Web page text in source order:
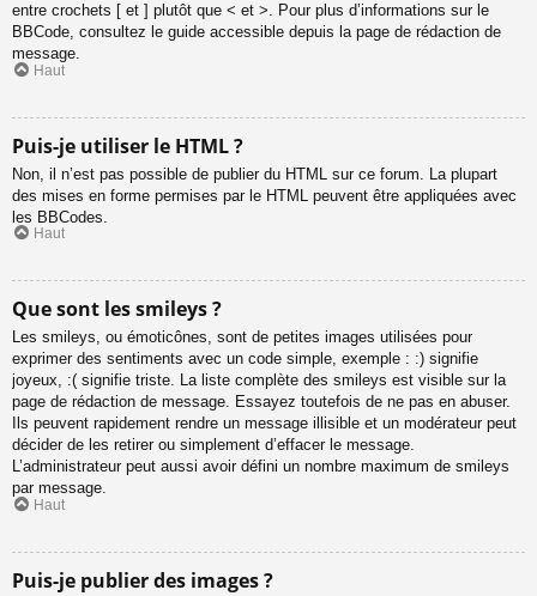
entre crochets [ et ] plutôt que < et >. Pour plus d’informations sur le
BBCode, consultez le guide accessible depuis la page de rédaction de
message.
Haut
Puis-je utiliser le HTML ?
Non, il n’est pas possible de publier du HTML sur ce forum. La plupart
des mises en forme permises par le HTML peuvent être appliquées avec
les BBCodes.
Haut
Que sont les smileys ?
Les smileys, ou émoticônes, sont de petites images utilisées pour
exprimer des sentiments avec un code simple, exemple : :) signifie
joyeux, :( signifie triste. La liste complète des smileys est visible sur la
page de rédaction de message. Essayez toutefois de ne pas en abuser.
Ils peuvent rapidement rendre un message illisible et un modérateur peut
décider de les retirer ou simplement d’effacer le message.
L’administrateur peut aussi avoir défini un nombre maximum de smileys
par message.
Haut
Puis-je publier des images ?